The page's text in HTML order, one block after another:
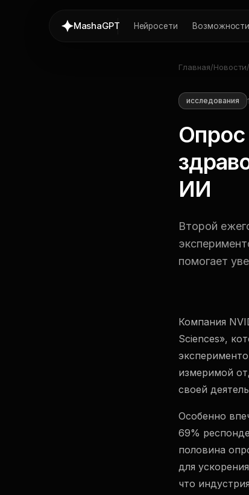
MashaGPT Нейросети Возможности
Главная/Новости/
исследования
Опрос
ИИ
Второй
помогает
Компания
Sciences»,
измеримой
своей
Особенно
69%
половина
для
что